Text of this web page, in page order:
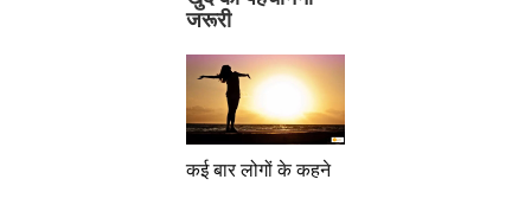
जरूरी
कई बार लोगों के कहने